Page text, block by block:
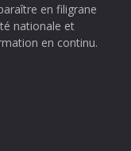
en filigrane
nationale et
en continu.